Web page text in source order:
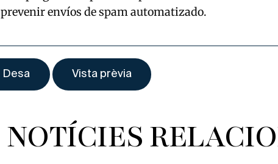
prevenir envíos de spam automatizado.
NOTÍCIES